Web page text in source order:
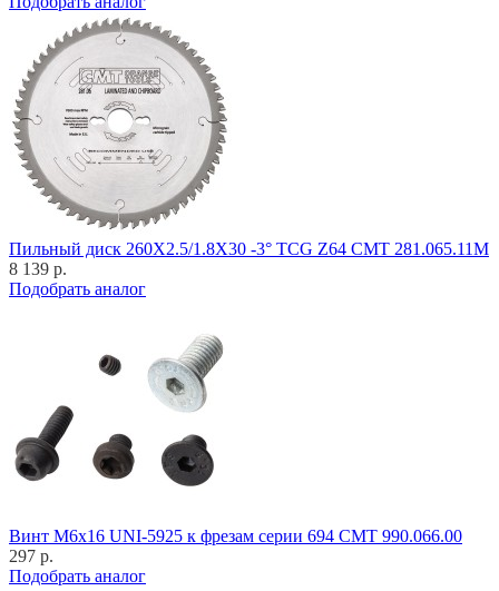
Пильный диск 260X2.5/1.8X30 -3° TCG Z64 CMT 281.065.11M
8 139 р.
Подобрать аналог
Винт M6x16 UNI-5925 к фрезам серии 694 CMT 990.066.00
297 р.
Подобрать аналог